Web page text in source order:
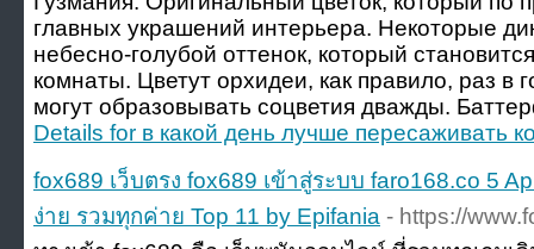
главных украшений интерьера. Некоторые
небесно-голубой оттенок, который
комнаты. Цветут орхидеи, как правило, раз в
могут образовывать соцветия дважды.
Details for в какой день лучше пересаживать
fox689 เว็บตรง fox689 เข้าสู่ระบบ faro168.co 5
ง่าย รวมทุกค่าย Top 11 by Epifania - https://